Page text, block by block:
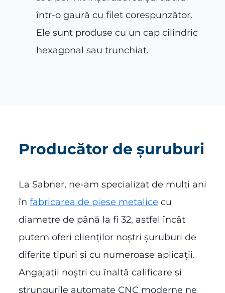
într-o gaură cu filet corespunzător.
Ele sunt produse cu un cap cilindric
hexagonal sau trunchiat.
Producător de șuruburi
La Sabner, ne-am specializat de mulți ani
în fabricarea de piese metalice cu
diametre de până la fi 32, astfel încât
putem oferi clienților noștri șuruburi de
diferite tipuri și cu numeroase aplicații.
Angajații noștri cu înaltă calificare și
strungurile automate CNC moderne ne